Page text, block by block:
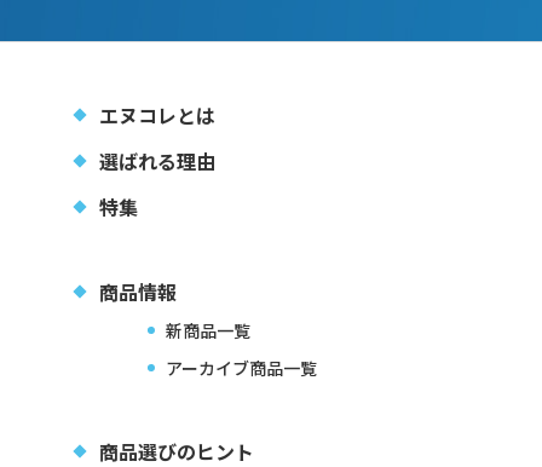
エヌコレとは
選ばれる理由
特集
商品情報
新商品一覧
アーカイブ商品一覧
商品選びのヒント